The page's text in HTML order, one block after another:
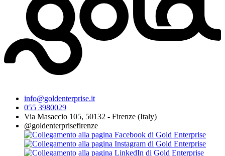
info@goldenterprise.it
055 3980029
Via Masaccio 105, 50132 - Firenze (Italy)
@goldenterprisefirenze